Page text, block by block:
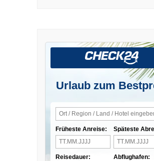
Urlaub zum
Früheste Anreise:
Reisedauer:
Späteste
Abflughafen: